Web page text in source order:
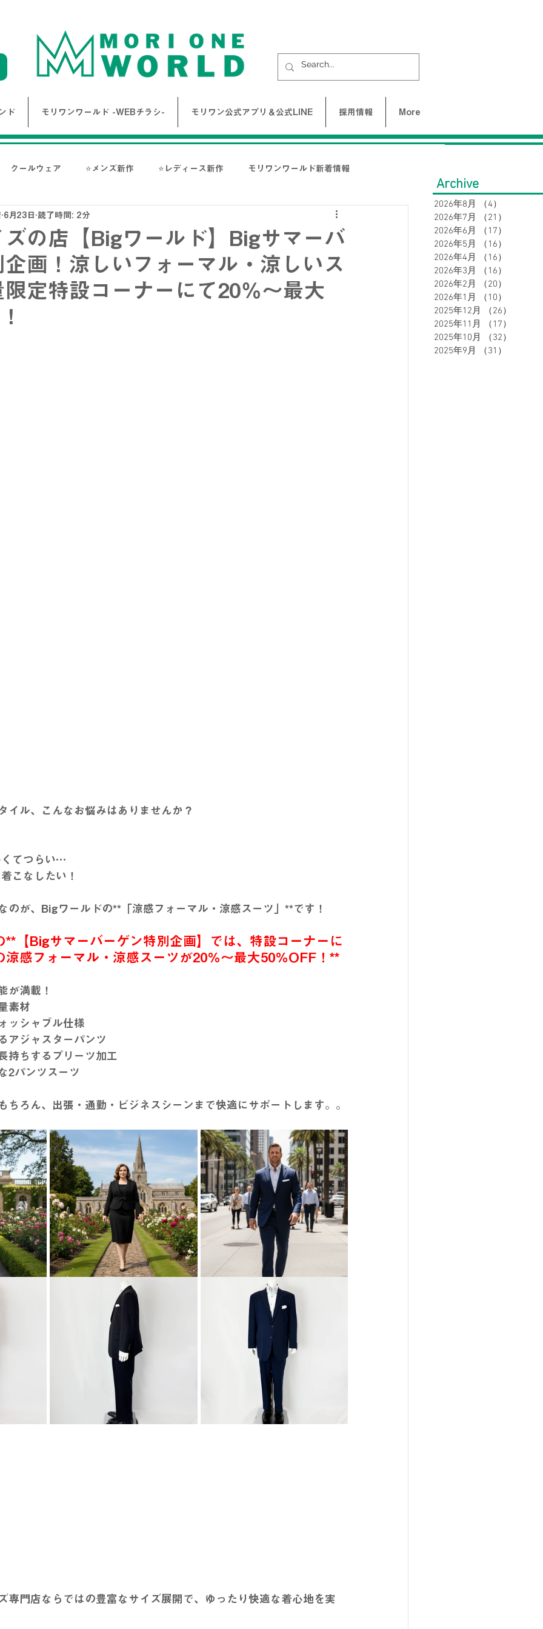
ド モリワンワールド -WEBチラシ- モリワン公式アプリ＆公式LINE 採用情報 More
クールウェア ⭐メンズ新作 ⭐レディース新作 モリワンワールド新着情報
Bigワールド新着情報
- NANGA go slow caravan 1PIU1UGUALE3 RELAX
stage
ズの店【Bigワールド】Bigサマーバ
企画！涼しいフォーマル・涼しいス
限定特設コーナーにて20％～最大
!
6月23日 読了時間: 2分
イル、こんなお悩みはありませんか？
てつらい…
こなしたい！
のが、Bigワールドの**「涼感フォーマル・涼感スーツ」**です！
**【Bigサマーバーゲン特別企画】では、特設コーナーに
涼感フォーマル・涼感スーツが20％～最大50％OFF！**
が満載！
素材
ッシャブル仕様
アジャスターパンツ
持ちするプリーツ加工
2パンツスーツ
ちろん、出張・通勤・ビジネスシーンまで快適にサポートします。。
専門店ならではの豊富なサイズ展開で、ゆったり快適な着心地を実
Archive
2026年8月 （4）
2026年7月
（21）
2026年6月
（17）
2026年5月
（16）
2026年4月
（16）
2026年3月
（16）
2026年2月
（20）
2026年1月
（10）
2025年12月
（26）
2025年11月
（17）
2025年10月
（32）
2025年9月
（31）